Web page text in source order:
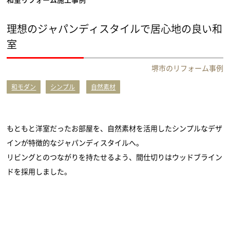
理想のジャパンディスタイルで居心地の良い和
室
堺市のリフォーム事例
和モダン シンプル 自然素材
もともと洋室だったお部屋を、自然素材を活用したシンプルなデザ
インが特徴的なジャパンディスタイルへ。
リビングとのつながりを持たせるよう、間仕切りはウッドブライン
ドを採用しました。